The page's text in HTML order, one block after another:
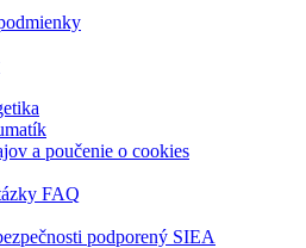
a poučenie o cookies
FAQ
podporený SIEA